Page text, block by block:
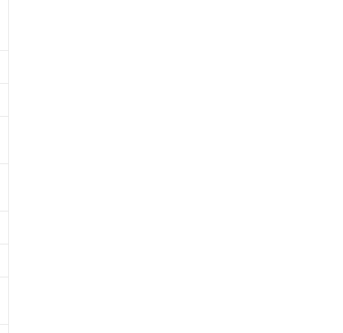
抜)を提供させていただ
とをご了承ください。
ることをご了承くださ
ロン制御機器販売店・
ください。
しないようお願いしま
ンバーズにご登録され
よび当社の共同利用者
です。
る商品です。
予定はありません。
やむを得ず変更すること
テル類(PBDE) 1000ppm以下、
ーテル類) : 1000ppm、
ジル) : 1000ppm、
を及ぼさない年数を意
下｢規制貨物等」とい
務取引許可)を取得する
よう必要な手段を講じ
並びにこれらの製造装
第三者に通知します。
場合は、取り引きをい
担当のオムロン制御